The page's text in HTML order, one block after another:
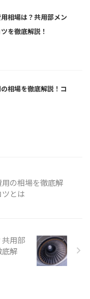
相場は？共用部メン
を徹底解説！
相場を徹底解説！コ
の相場を徹底解
とは
用部
底解